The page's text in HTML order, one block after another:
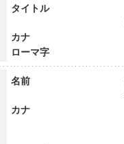
タイトル
カナ
ローマ字
名前
カナ